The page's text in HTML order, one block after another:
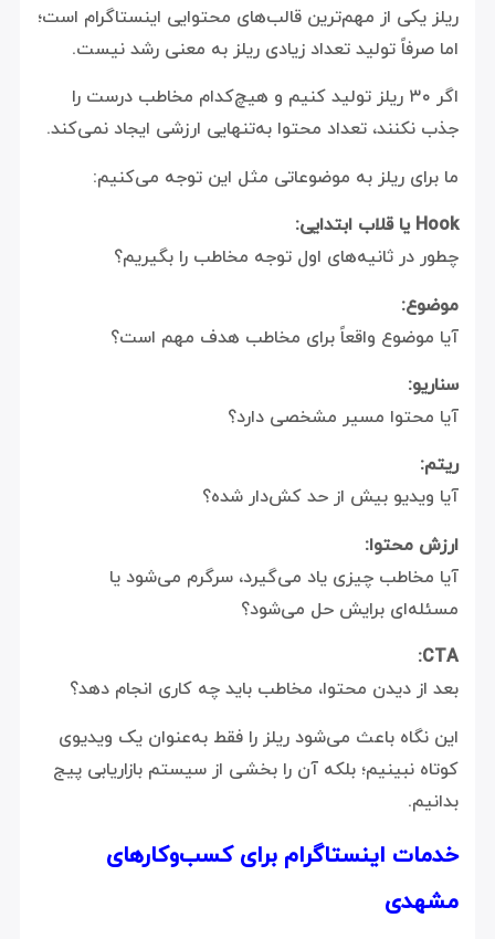
ریلز یکی از مهم‌ترین قالب‌های محتوایی اینستاگرام است؛
اما صرفاً تولید تعداد زیادی ریلز به معنی رشد نیست.
اگر ۳۰ ریلز تولید کنیم و هیچ‌کدام مخاطب درست را
جذب نکنند، تعداد محتوا به‌تنهایی ارزشی ایجاد نمی‌کند.
ما برای ریلز به موضوعاتی مثل این توجه می‌کنیم:
Hook یا قلاب ابتدایی:
چطور در ثانیه‌های اول توجه مخاطب را بگیریم؟
موضوع:
آیا موضوع واقعاً برای مخاطب هدف مهم است؟
سناریو:
آیا محتوا مسیر مشخصی دارد؟
ریتم:
آیا ویدیو بیش از حد کش‌دار شده؟
ارزش محتوا:
آیا مخاطب چیزی یاد می‌گیرد، سرگرم می‌شود یا
مسئله‌ای برایش حل می‌شود؟
CTA:
بعد از دیدن محتوا، مخاطب باید چه کاری انجام دهد؟
این نگاه باعث می‌شود ریلز را فقط به‌عنوان یک ویدیوی
کوتاه نبینیم؛ بلکه آن را بخشی از سیستم بازاریابی پیج
بدانیم.
خدمات اینستاگرام برای کسب‌وکارهای
مشهدی